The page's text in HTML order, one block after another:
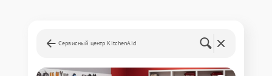
Сервисный центр KitchenAid